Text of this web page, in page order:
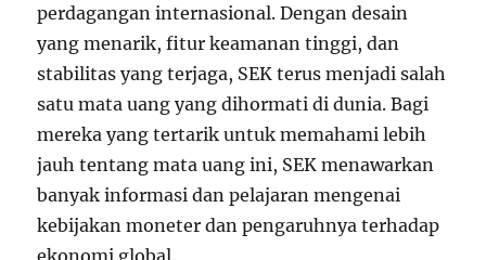
perdagangan internasional. Dengan desain
yang menarik, fitur keamanan tinggi, dan
stabilitas yang terjaga, SEK terus menjadi salah
satu mata uang yang dihormati di dunia. Bagi
mereka yang tertarik untuk memahami lebih
jauh tentang mata uang ini, SEK menawarkan
banyak informasi dan pelajaran mengenai
kebijakan moneter dan pengaruhnya terhadap
ekonomi global.